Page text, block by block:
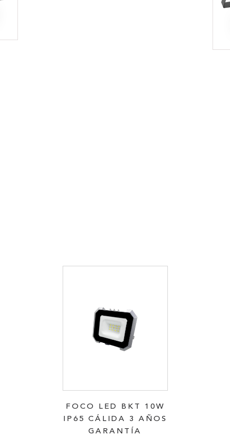
FOCO LED BKT 10W
IP65 CÁLIDA 3 AÑOS
GARANTÍA